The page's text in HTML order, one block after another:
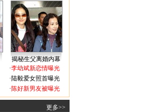
揭秘生父离婚内幕
·李幼斌新恋情曝光
·陆毅爱女照首曝光
·陈好新男友被曝光
更多>>